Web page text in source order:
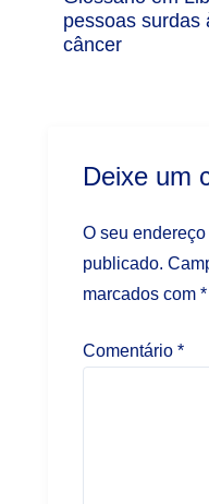
pessoas surdas
câncer
Deixe um
O seu
publicado.
marcados com *
Comentário *